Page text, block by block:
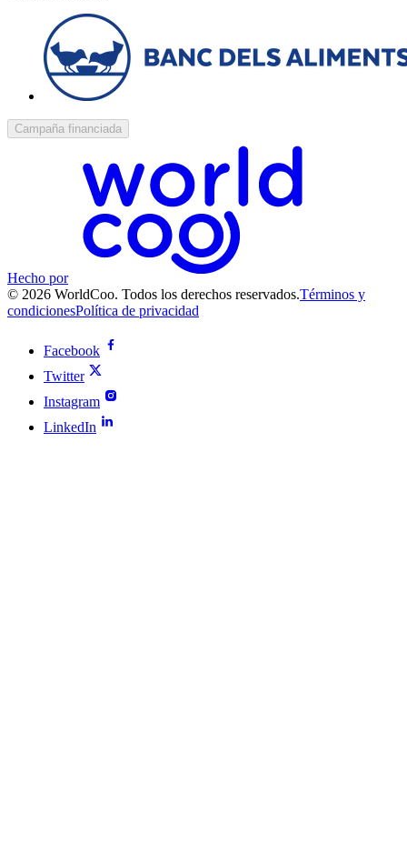
Campaña financiada
Hecho por
© 2026 WorldCoo. Todos los derechos reservados.Términos y
condicionesPolítica de privacidad
Facebook
Twitter
Instagram
LinkedIn